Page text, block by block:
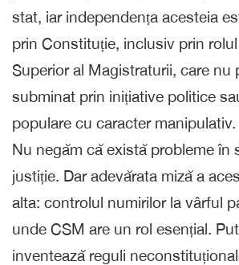
stat, iar independența acesteia
prin Constituție, inclusiv prin
Superior al Magistraturii, care nu
subminat prin inițiative politice
populare cu caracter manipulativ.
Nu negăm că există probleme în
justiție. Dar adevărata miză a
alta: controlul numirilor la vârful
unde CSM are un rol esențial.
inventează reguli